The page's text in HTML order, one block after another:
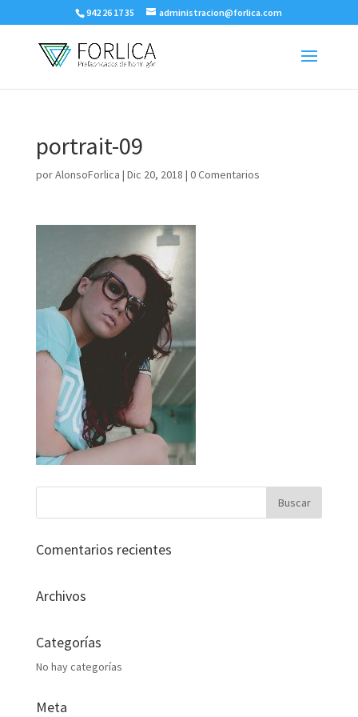
942 26 17 35 administracion@forlica.com
portrait-09
porAlonsoForlica | Dic 20, 2018 | 0 Comentarios
Comentarios recientes
Archivos
Categorías
No hay categorías
Meta